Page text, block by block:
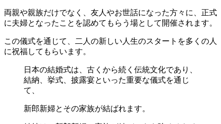
両親や親族だけでなく、友人やお世話になった方々に、正式
に夫婦となったことを認めてもらう場として開催されます。
この儀式を通じて、二人の新しい人生のスタートを多くの人
に祝福してもらいます。
日本の結婚式は、古くから続く伝統文化であり、
結納、挙式、披露宴といった重要な儀式を通じ
て、
新郎新婦とその家族が結ばれます。